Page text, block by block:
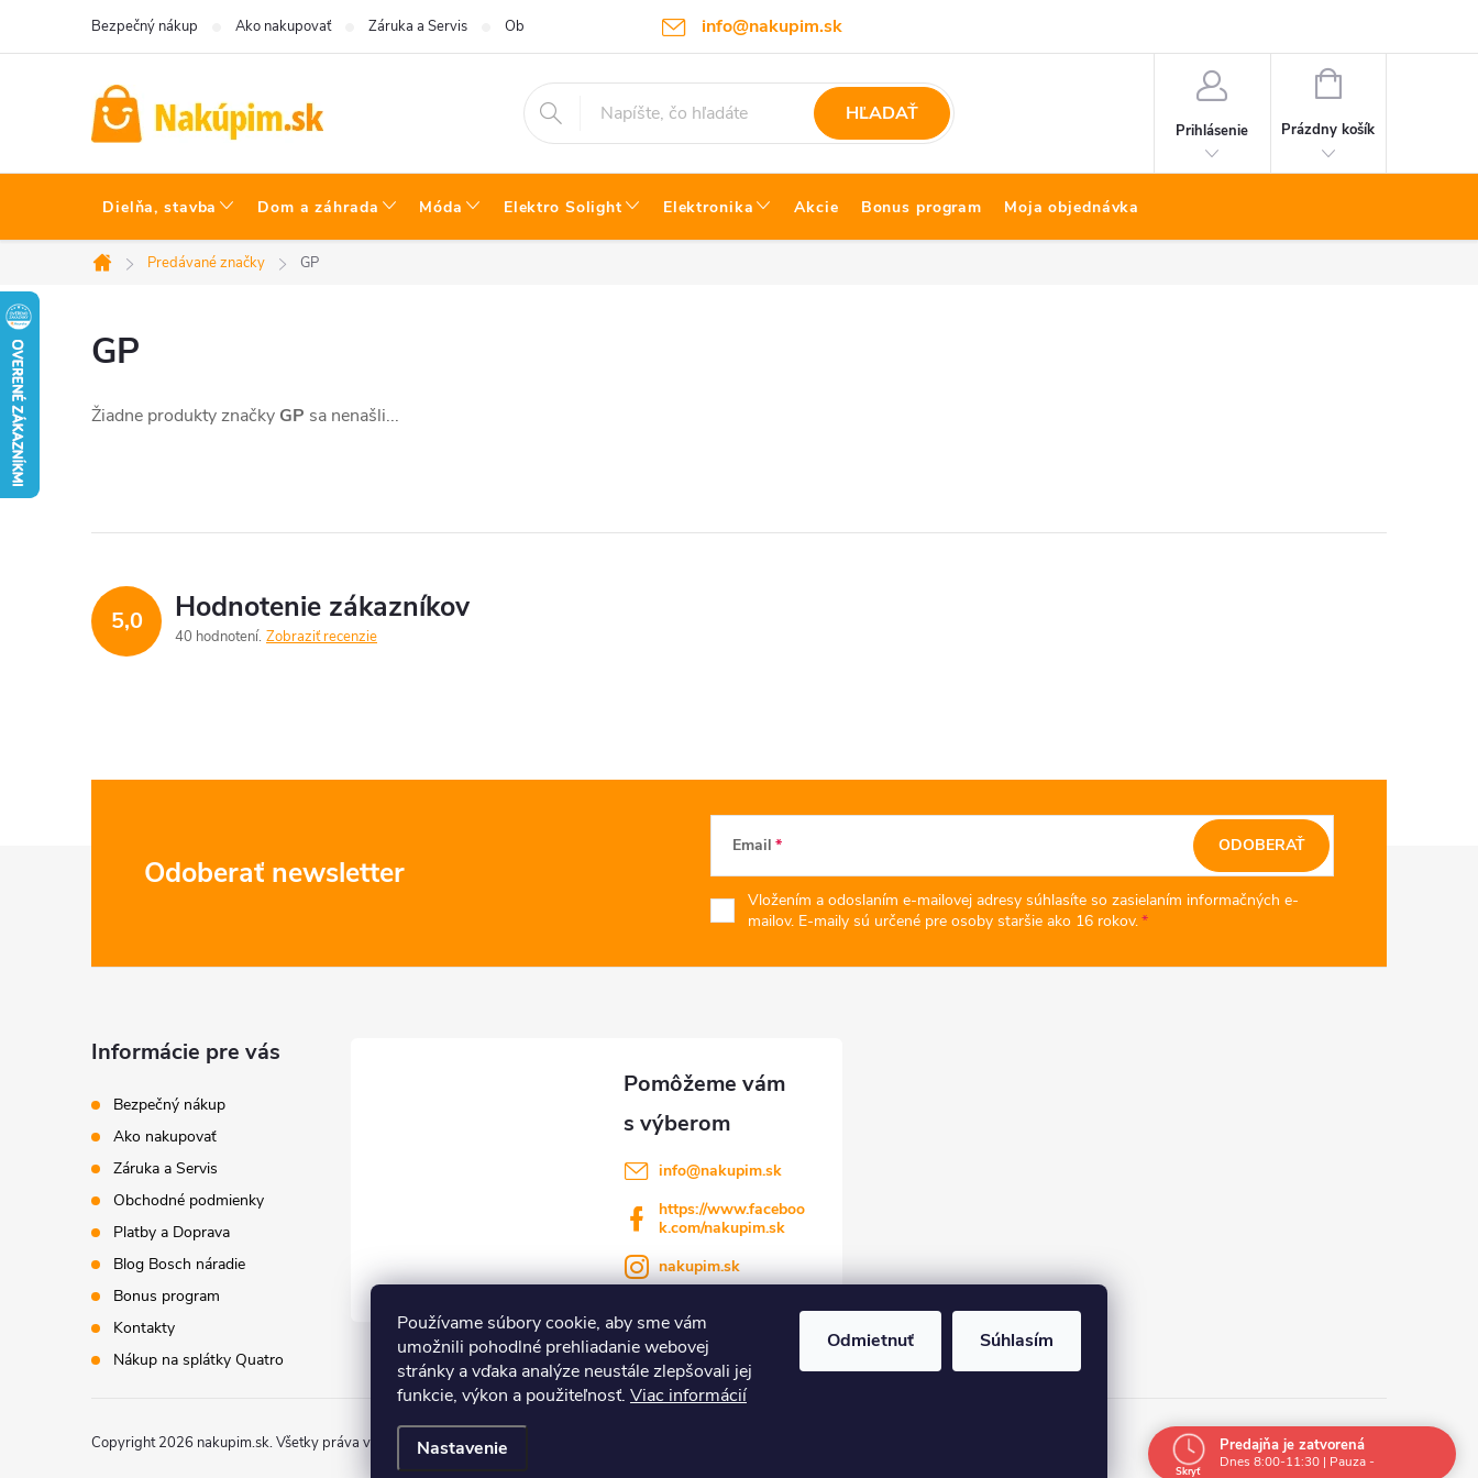
Používame súbory cookie, aby sme vám
umožnili pohodlné prehliadanie webovej
stránky a vďaka analýze neustále zlepšovali jej
funkcie, výkon a použiteľnosť. Viac informácií
Nastavenie
Odmietnuť Súhlasím
info@nakupim.sk
Bezpečný nákup Ako nakupovať Záruka a Servis Obchodné podmienky Platby a Doprava Blog Bosch náradie
HĽADAŤ
Prihlásenie
NÁKUPNÝ
Prázdny košík
Dielňa, stavba Dom a záhrada Móda Elektro Solight Elektronika Akcie Bonus program Moja objednávka
Domov
Predávané značky GP
GP
Žiadne produkty značky GP sa nenašli...
5,0 Hodnotenie zákazníkov
40 hodnotení Zobraziť recenzie
Odoberať newsletter
Email
Vložením a odoslaním e-mailovej adresy súhlasíte so zasielaním informačných e-
mailov. E-maily sú určené pre osoby staršie ako 16 rokov.
ODOBERAŤ
Informácie pre vás
Bezpečný nákup
Ako nakupovať
Záruka a Servis
Obchodné podmienky
Platby a Doprava
Blog Bosch náradie
Bonus program
Kontakty
Nákup na splátky Quatro
info@nakupim.sk
https://www.faceboo
k.com/nakupim.sk
nakupim.sk
Vytvoril Shoptet
Copyright 2026 nakupim.sk. Všetky práva vyhradené.Upraviť nastavenie cookies Predajňa je zatvorená
Dnes 8:00-11:30 | Pauza -
Skryť